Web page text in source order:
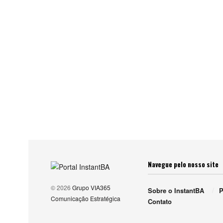
© 2026 Grupo VIA365
Comunicação Estratégica
Navegue pelo nosso site
Sobre o InstantBA
Contato